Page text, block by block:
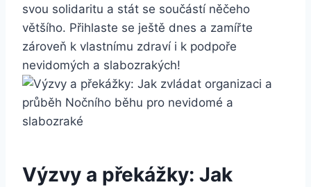
svou solidaritu‍ a‌ stát se součástí ‍něčeho ​
většího. Přihlaste se‍ ještě dnes a zamířte
zároveň k vlastnímu zdraví ​i​ k⁣ podpoře
nevidomých ​a slabozrakých!
Výzvy⁢ a překážky: Jak